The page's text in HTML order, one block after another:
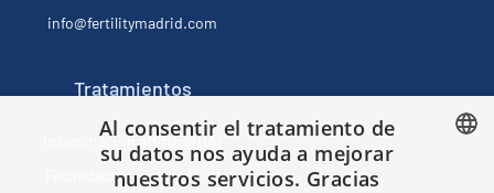
info@fertilitymadrid.com
Tratamientos
Inseminación artificial (IA)
Fecundación in Vitro (FIV)
SPANISH
Al consentir el tratamiento de
su datos nos ayuda a mejorar
nuestros servicios. Gracias